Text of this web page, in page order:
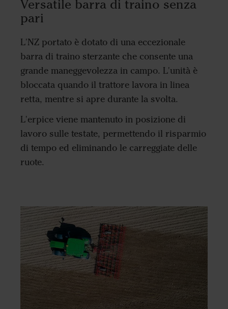
Versatile barra di traino senza
pari
L'NZ portato è dotato di una eccezionale
barra di traino sterzante che consente una
grande maneggevolezza in campo. L'unità è
bloccata quando il trattore lavora in linea
retta, mentre si apre durante la svolta.
L'erpice viene mantenuto in posizione di
lavoro sulle testate, permettendo il risparmio
di tempo ed eliminando le carreggiate delle
ruote.